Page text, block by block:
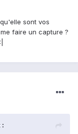
sont vos
faire un capture ?
: